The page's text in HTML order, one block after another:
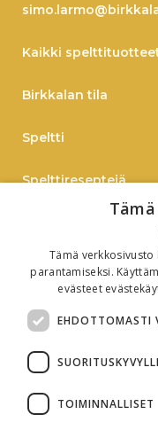
Kaikki
Birkkalan tila
Speltti
Spelttireseptejä
Verkkokauppaan
B2B
Oiva-raportti
Tämä
parantamiseksi.
evästeet
EHDOTTOMASTI
TOIMINNALLISET